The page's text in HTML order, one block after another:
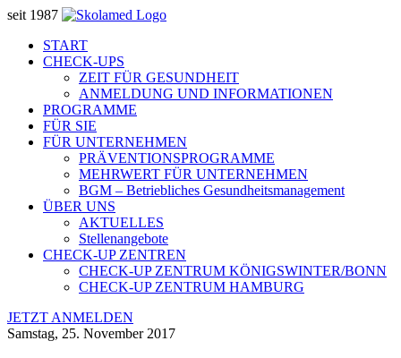
seit 1987
START
CHECK-UPS
ZEIT FÜR GESUNDHEIT
ANMELDUNG UND INFORMATIONEN
PROGRAMME
FÜR SIE
FÜR UNTERNEHMEN
PRÄVENTIONSPROGRAMME
MEHRWERT FÜR UNTERNEHMEN
BGM – Betriebliches Gesundheitsmanagement
ÜBER UNS
AKTUELLES
Stellenangebote
CHECK-UP ZENTREN
CHECK-UP ZENTRUM KÖNIGSWINTER/BONN
CHECK-UP ZENTRUM HAMBURG
JETZT ANMELDEN
Samstag, 25. November 2017